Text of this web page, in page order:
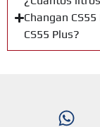
Changan
CS55 Plus?